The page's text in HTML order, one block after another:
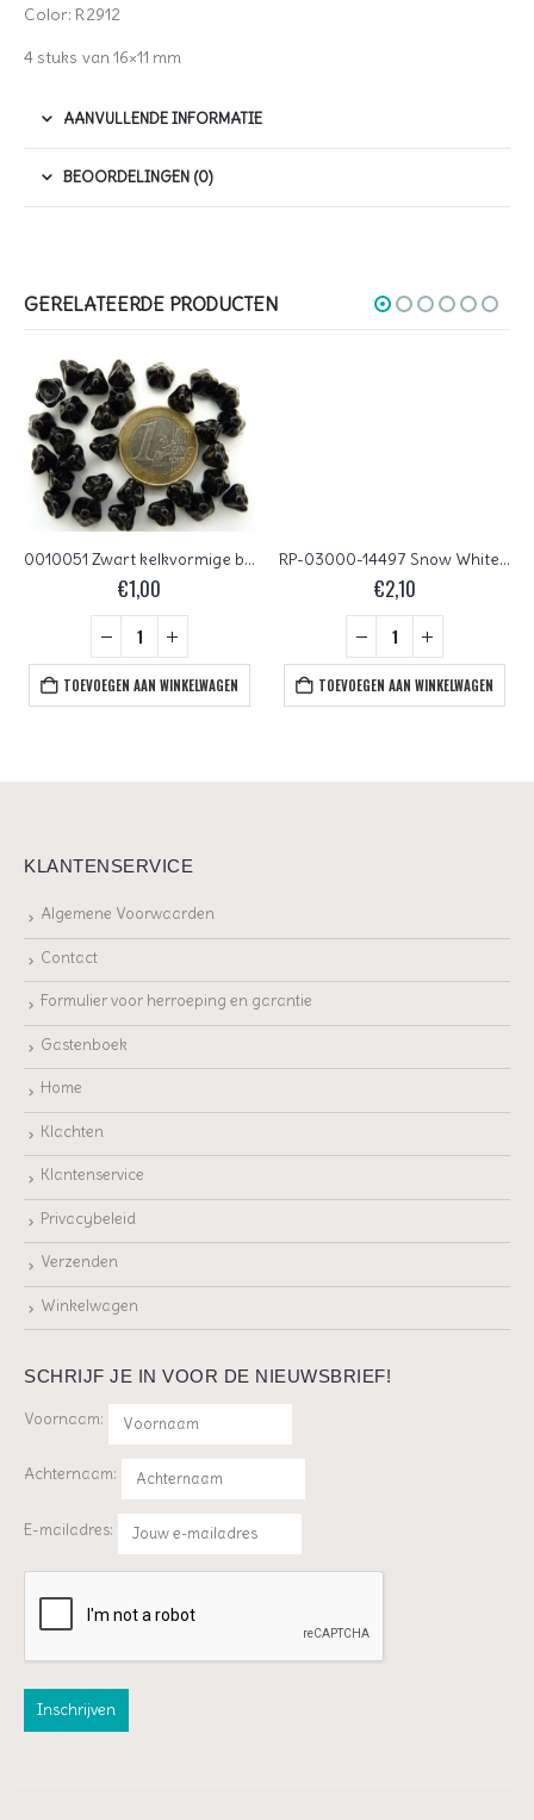
Color: R2912
4 stuks van 16×11 mm
AANVULLENDE INFORMATIE
BEOORDELINGEN (0)
GERELATEERDE PRODUCTEN
0010051 Zwart kelkvormige bloem 30 Pc.
€1,00
TOEVOEGEN AAN WINKELWAGEN
RP-03000-14497 Snow White Copper Lumi Luster 50 pc.
€2,10
TOEVOEGEN AAN WINKELWAGEN
KLANTENSERVICE
Algemene Voorwaarden
Contact
Formulier voor herroeping en garantie
Gastenboek
Home
Klachten
Klantenservice
Privacybeleid
Verzenden
Winkelwagen
SCHRIJF JE IN VOOR DE NIEUWSBRIEF!
Voornaam:
Achternaam:
E-mailadres: